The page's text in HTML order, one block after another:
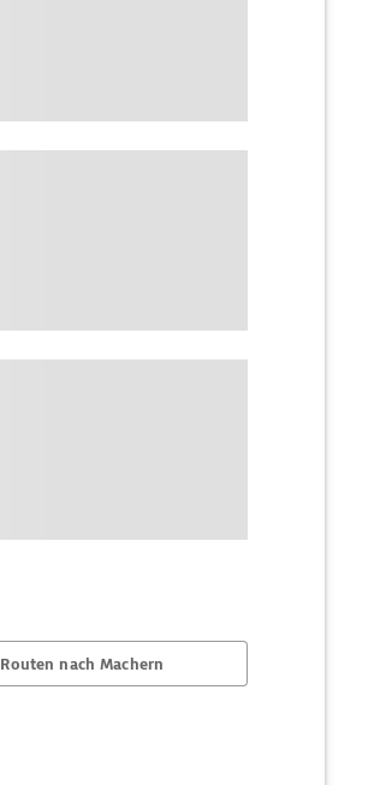
Routen nach Machern